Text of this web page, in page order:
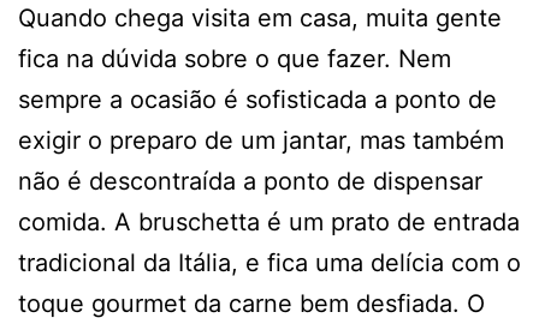
Quando chega visita em casa, muita gente
fica na dúvida sobre o que fazer. Nem
sempre a ocasião é sofisticada a ponto de
exigir o preparo de um jantar, mas também
não é descontraída a ponto de dispensar
comida. A bruschetta é um prato de entrada
tradicional da Itália, e fica uma delícia com o
toque gourmet da carne bem desfiada. O